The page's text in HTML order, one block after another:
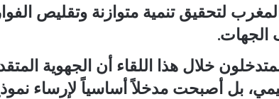
لتحقيق تنمية متوازنة وتقليص
الجهات.
خلال هذا اللقاء أن الجهوية
بل أصبحت مدخلاً أساسياً لإرساء